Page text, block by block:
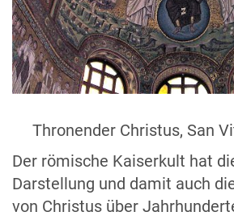
Thronender Christus, San
Der römische Kaiserkult hat
Darstellung und damit auch
von Christus über